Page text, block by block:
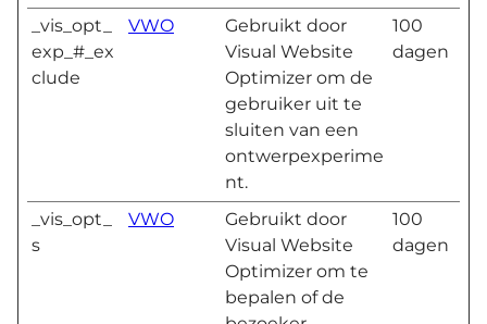
_vis_opt_
exp_#_ex
clude
VWO
Gebruikt door
Visual Website
Optimizer om de
gebruiker uit te
sluiten van een
ontwerpexperime
nt.
100
dagen
_vis_opt_
s
VWO
Gebruikt door
Visual Website
Optimizer om te
bepalen of de
100
dagen